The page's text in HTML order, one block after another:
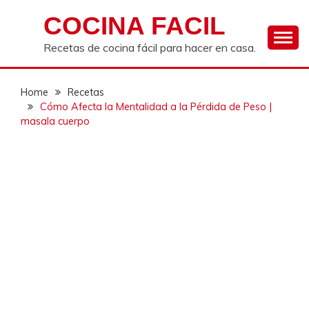
COCINA FACIL
Recetas de cocina fácil para hacer en casa.
Home
Recetas
Cómo Afecta la Mentalidad a la Pérdida de Peso |
masala cuerpo